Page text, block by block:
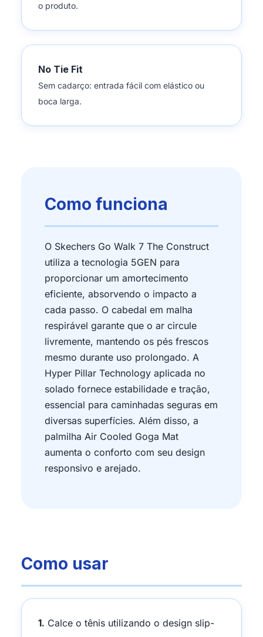
o produto.
No Tie Fit
Sem cadarço: entrada fácil com elástico ou
boca larga.
Como funciona
O Skechers Go Walk 7 The Construct
utiliza a tecnologia 5GEN para
proporcionar um amortecimento
eficiente, absorvendo o impacto a
cada passo. O cabedal em malha
respirável garante que o ar circule
livremente, mantendo os pés frescos
mesmo durante uso prolongado. A
Hyper Pillar Technology aplicada no
solado fornece estabilidade e tração,
essencial para caminhadas seguras em
diversas superfícies. Além disso, a
palmilha Air Cooled Goga Mat
aumenta o conforto com seu design
responsivo e arejado.
Como usar
1. Calce o tênis utilizando o design slip-